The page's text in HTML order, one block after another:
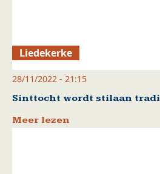
Liedekerke
28/11/2022 - 21:15
Sinttocht wordt stilaan
Meer lezen